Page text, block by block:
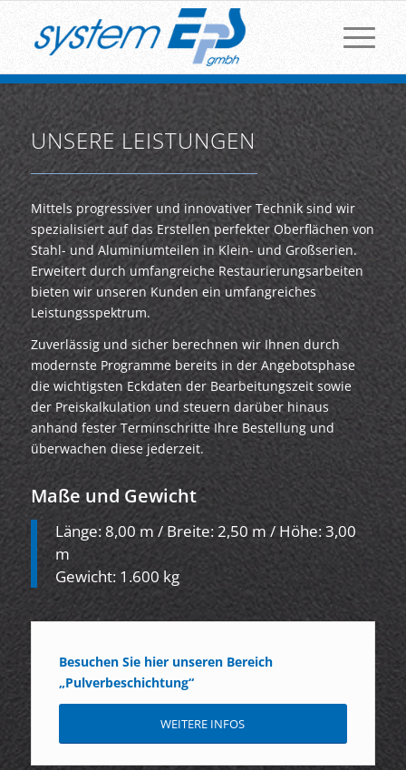
UNSERE LEISTUNGEN
Mittels progressiver und innovativer Technik sind wir
spezialisiert auf das Erstellen perfekter Oberflächen von
Stahl- und Aluminiumteilen in Klein- und Großserien.
Erweitert durch umfangreiche Restaurierungsarbeiten
bieten wir unseren Kunden ein umfangreiches
Leistungsspektrum.
Zuverlässig und sicher berechnen wir Ihnen durch
modernste Programme bereits in der Angebotsphase
die wichtigsten Eckdaten der Bearbeitungszeit sowie
der Preiskalkulation und steuern darüber hinaus
anhand fester Terminschritte Ihre Bestellung und
überwachen diese jederzeit.
Maße und Gewicht
Länge: 8,00 m / Breite: 2,50 m / Höhe: 3,00
m
Gewicht: 1.600 kg
Besuchen Sie hier unseren Bereich
„Pulverbeschichtung“
WEITERE INFOS